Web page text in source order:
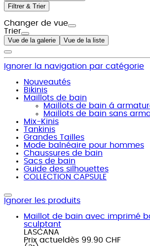
Filtrer & Trier
Changer de vue
Trier
Vue de la galerie Vue de la liste
Ignorer la navigation par catégorie
Nouveautés
Bikinis
Maillots de bain
Maillots de bain á
Maillots de bain sans
Mix-Kinis
Tankinis
Grandes Tailles
Mode balnéaire pour hommes
Chaussures de bain
Sacs de bain
Guide des silhouettes
COLLECTION CAPSULE
Ignorer les produits
Maillot de bain avec imprimé
sculptant
LASCANA
Prix actuel dès 99.90 CHF